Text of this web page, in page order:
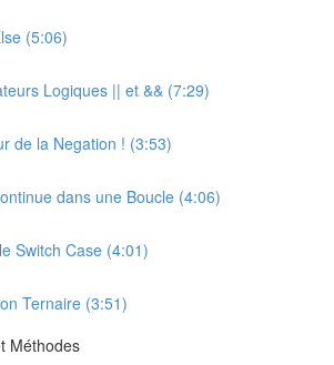
(5:06)
Logiques || et && (7:29)
de la Negation ! (3:53)
dans une Boucle (4:06)
Switch Case (4:01)
Ternaire (3:51)
Méthodes